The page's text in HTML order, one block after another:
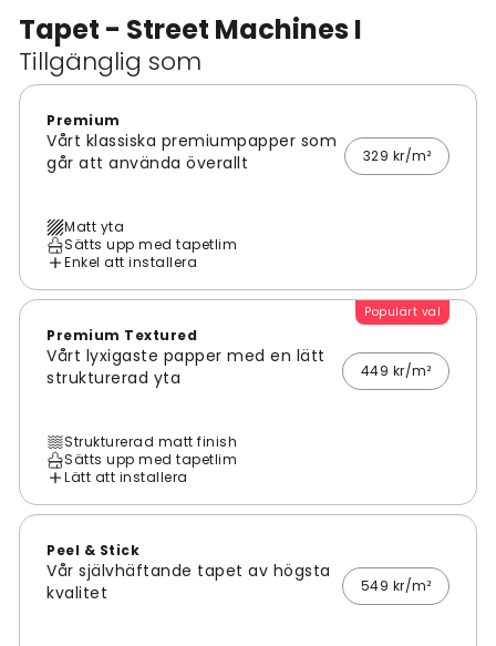
Tapet - Street Machines I
Tillgänglig som
Premium
Vårt klassiska premiumpapper som
går att använda överallt
329 kr/m²
Matt yta
Sätts upp med tapetlim
Enkel att installera
Populärt val
Premium Textured
Vårt lyxigaste papper med en lätt
strukturerad yta
449 kr/m²
Strukturerad matt finish
Sätts upp med tapetlim
Lätt att installera
Peel & Stick
Vår självhäftande tapet av högsta
kvalitet
549 kr/m²